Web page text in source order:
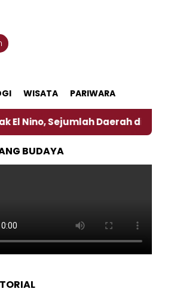
WISATA PARIWARA
Daerah di Jember Alami Krisi Air
BUDAYA